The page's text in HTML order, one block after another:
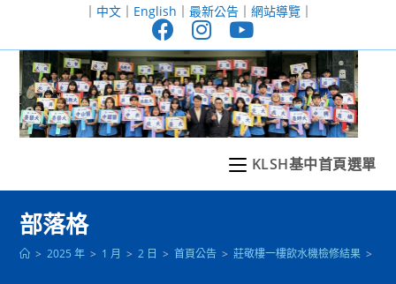
至
｜ 中文｜ English ｜ 最新公告｜ 網站導覽｜
KLSH基中首頁選單
部落格
> 2025 年 > 1 月 > 2 日 > 首頁公告 > 莊敬樓一樓飲水機檢修結果 >